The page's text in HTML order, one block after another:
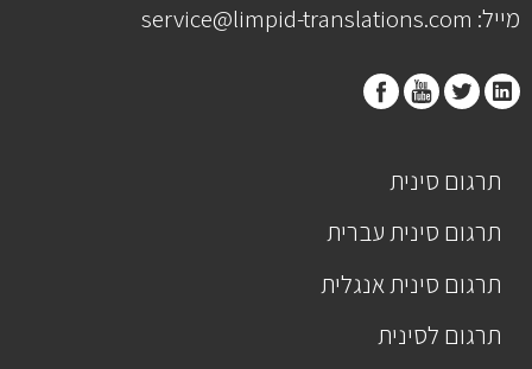
מייל: service@limpid-translations.com
תרגום סינית
תרגום סינית עברית
תרגום סינית אנגלית
תרגום לסינית